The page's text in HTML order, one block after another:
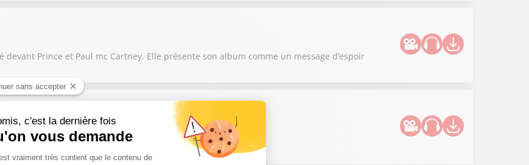
Prince et Paul mc Cartney. Elle présente son album comme un message d’espoir
direction artistique du Festival de Ramatuelle